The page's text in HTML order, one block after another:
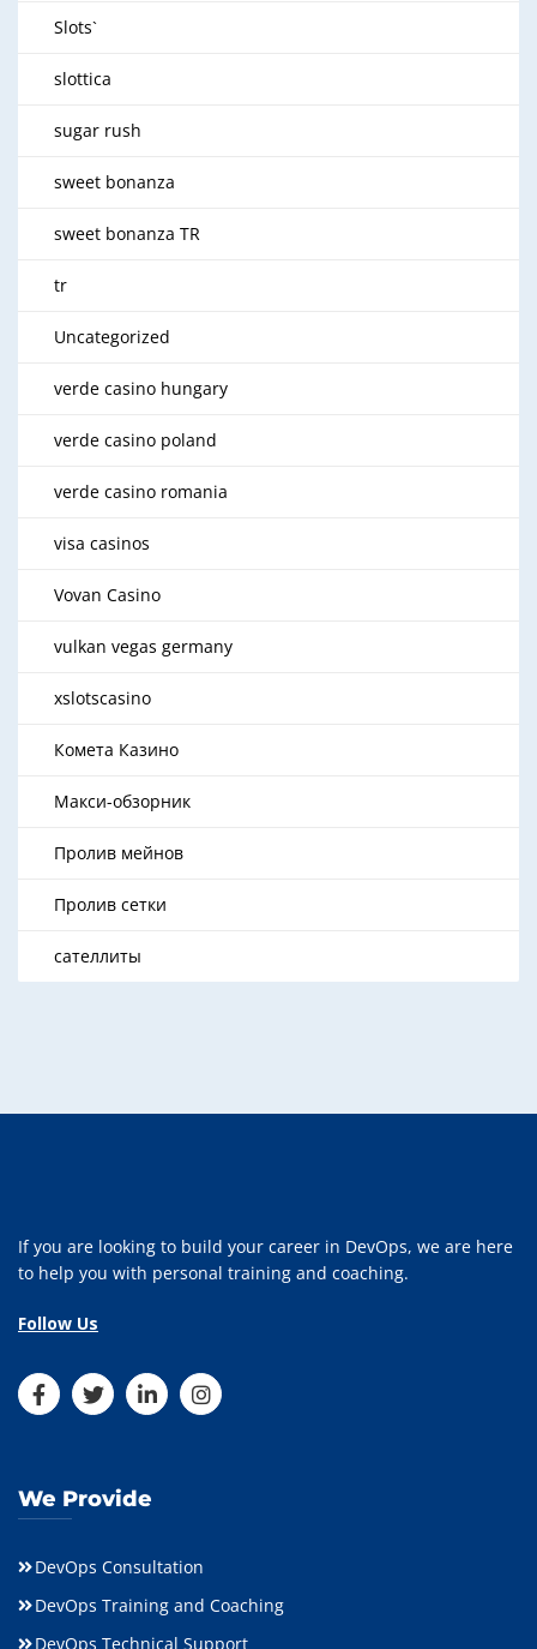
Slots`
slottica
sugar rush
sweet bonanza
sweet bonanza TR
tr
Uncategorized
verde casino hungary
verde casino poland
verde casino romania
visa casinos
Vovan Casino
vulkan vegas germany
xslotscasino
Комета Казино
Макси-обзорник
Пролив мейнов
Пролив сетки
сателлиты
If you are looking to build your career in DevOps, we are here
to help you with personal training and coaching.
Follow Us
We Provide
DevOps Consultation
DevOps Training and Coaching
DevOps Technical Support